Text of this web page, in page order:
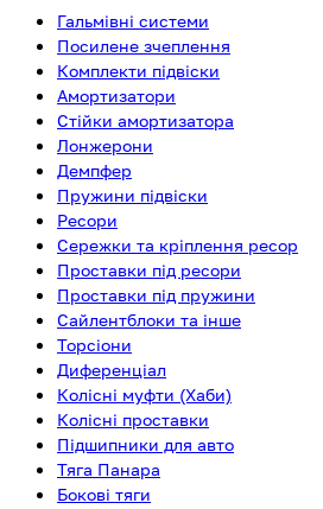
Гальмівні системи
Посилене зчеплення
Комплекти підвіски
Амортизатори
Стійки амортизатора
Лонжерони
Демпфер
Пружини підвіски
Ресори
Сережки та кріплення ресор
Проставки під ресори
Проставки під пружини
Сайлентблоки та інше
Торсіони
Диференціал
Колісні муфти (Хаби)
Колісні проставки
Підшипники для авто
Тяга Панара
Бокові тяги